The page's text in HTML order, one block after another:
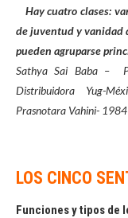
Hay cuatro clases:
de juventud y vanidad
pueden agruparse
Sathya Sai Baba –
Distribuidora Yug-
Prasnotara Vahini- 1984
LOS CINCO
Funciones y tipos de